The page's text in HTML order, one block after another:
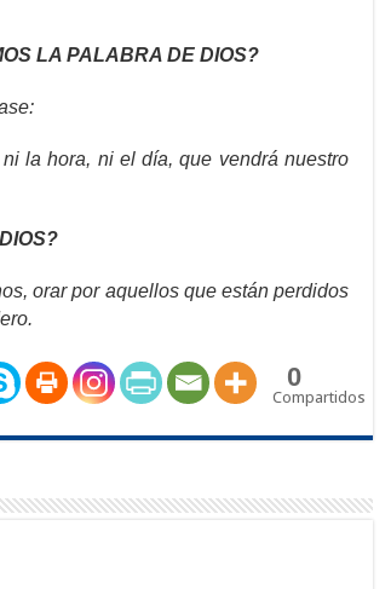
LA PALABRA DE DIOS?
la hora, ni el día, que vendrá nuestro
orar por aquellos que están perdidos
0
Compartidos